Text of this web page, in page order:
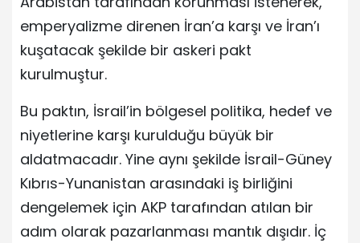
emperyalizme direnen İran’a karşı ve İran’ı
kuşatacak şekilde bir askeri pakt
kurulmuştur.
Bu paktın, İsrail’in bölgesel politika, hedef ve
niyetlerine karşı kurulduğu büyük bir
aldatmacadır. Yine aynı şekilde İsrail-Güney
Kıbrıs-Yunanistan arasındaki iş birliğini
dengelemek için AKP tarafından atılan bir
adım olarak pazarlanması mantık dışıdır. İç